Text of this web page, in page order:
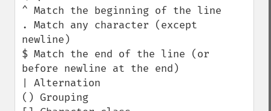
^ Match the beginning of the line
. Match any character (except
newline)
$ Match the end of the line (or
before newline at the end)
| Alternation
() Grouping